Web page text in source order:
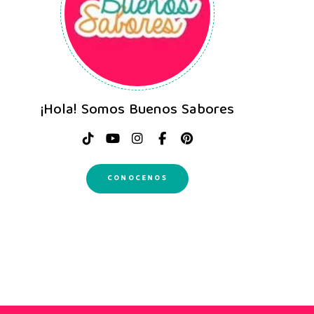
¡Hola! Somos Buenos Sabores
CONOCENOS